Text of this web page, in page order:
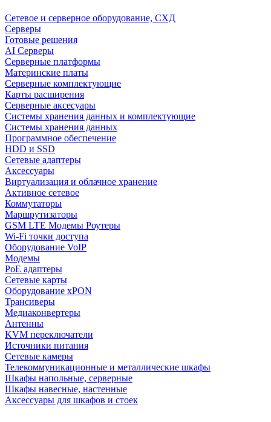
Сетевое и серверное оборудование, СХД
Cерверы
Готовые решения
AI Серверы
Серверные платформы
Материнские платы
Серверные комплектующие
Карты расширения
Серверные аксесуары
Системы хранения данных и комплектующие
Системы хранения данных
Программное обеспечение
HDD и SSD
Сетевые адаптеры
Аксессуары
Виртуализация и облачное хранение
Активное сетевое
Коммутаторы
Маршрутизаторы
GSM LTE Модемы Роутеры
Wi-Fi точки доступа
Оборудование VoIP
Модемы
PoE адаптеры
Сетевые карты
Оборудование xPON
Трансиверы
Медиаконвертеры
Антенны
KVM переключатели
Источники питания
Сетевые камеры
Телекоммуникационные и металлические шкафы
Шкафы напольные, серверные
Шкафы навесные, настенные
Аксессуары для шкафов и стоек